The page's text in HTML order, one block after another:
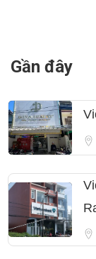
Gần đây